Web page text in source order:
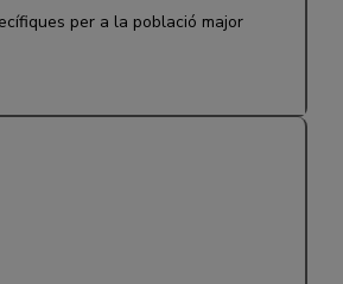
per a la població major